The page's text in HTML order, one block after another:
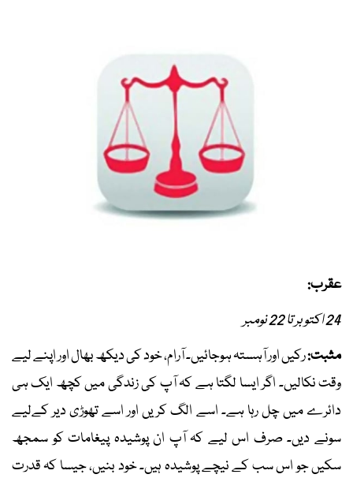
عقرب:
24 اکتوبر تا 22 نومبر
مثبت:رکیں اور آہستہ ہوجائیں۔ آرام، خود کی دیکھ بھال اور اپنے لیے
وقت نکالیں۔ اگر ایسا لگتا ہے کہ آپ کی زندگی میں کچھ ایک ہی
دائرے میں چل رہا ہے۔ اسے الگ کریں اور اسے تھوڑی دیر کےلیے
سونے دیں۔ صرف اس لیے کہ آپ ان پوشیدہ پیغامات کو سمجھ
سکیں جو اس سب کے نیچے پوشیدہ ہیں۔ خود بنیں، جیسا کہ قدرت